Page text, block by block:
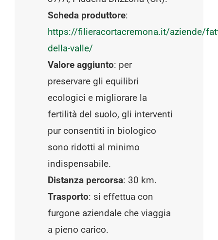
Scheda produttore:
https://filieracortacremona.it/aziende/
della-valle/
Valore aggiunto: per
preservare gli equilibri
ecologici e migliorare la
fertilità del suolo, gli interventi
pur consentiti in biologico
sono ridotti al minimo
indispensabile.
Distanza percorsa: 30 km.
Trasporto: si effettua con
furgone aziendale che viaggia
a pieno carico.